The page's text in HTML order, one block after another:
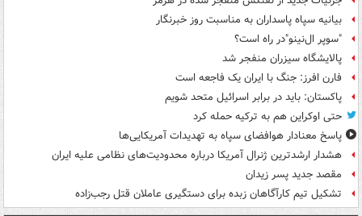
بیانیه سپاه پاسداران به مناسبت روز خبرنگار
"سوپر ال‌نینو"در راه است؟
پالایشگاه سیزران منفجر شد
فارن افرز: جنگ با ایران یک فاجعه است
پاکستان: باید در برابر اسرائیل متحد شویم
حتی اوکراین هم به ترکیه حمله کرد
پاسخ معنادار هوافضای سپاه به تهدیدات آمریکایی‌ها
هشدار ارشدترین ژنرال آمریکا درباره محدودیت‌های نظامی علیه ایران
مقصد جدید پسر زیدان
تشکیل تیم کارآگاهان زبده برای دستگیری عاملان قتل رجب‌زاده